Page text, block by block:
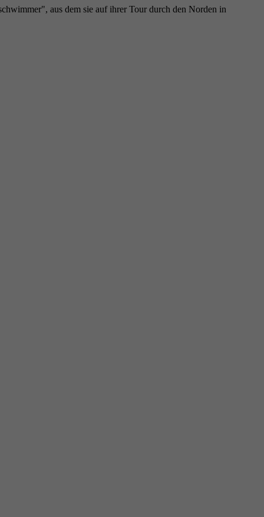
aus dem sie auf ihrer Tour durch den Norden in